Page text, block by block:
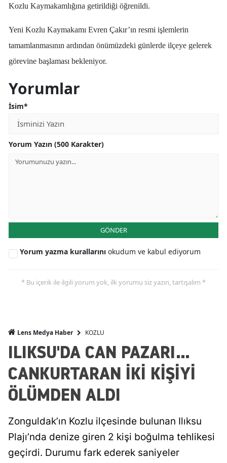
Kozlu Kaymakamlığına getirildiği öğrenildi.
Yeni Kozlu Kaymakamı Evren Çakır’ın resmi işlemlerin
tamamlanmasının ardından önümüzdeki günlerde ilçeye gelerek
görevine başlaması bekleniyor.
Yorumlar
İsim*
Yorum Yazın (500 Karakter)
GÖNDER
Yorum yazma kurallarını okudum ve kabul ediyorum
* Bu içerik ile ilgili yorum yok, ilk yorumu siz yazın, tartışalım *
Lens Medya Haber KOZLU
ILIKSU'DA CAN PAZARI...
CANKURTARAN İKİ KİŞİYİ
ÖLÜMDEN ALDI
Zonguldak’ın Kozlu ilçesinde bulunan Ilıksu
Plajı’nda denize giren 2 kişi boğulma tehlikesi
geçirdi. Durumu fark ederek saniyeler